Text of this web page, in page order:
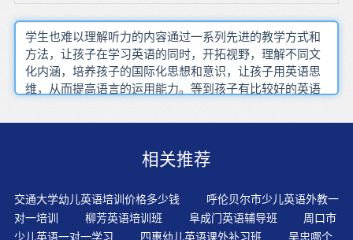
学生也难以理解听力的内容通过一系列先进的教学方式和
方法，让孩子在学习英语的同时，开拓视野，理解不同文
化内涵，培养孩子的国际化思想和意识，让孩子用英语思
维，从而提高语言的运用能力。等到孩子有比较好的英语
挥外教的优势。主要是因为在现实中，懂中文的外教还是
且有趣的学习字母，这在英语启蒙中很关键。孩子面对困
他的成长，学会放弃才能得到更多。幼儿如果刚刚开始英
文阅读，挑选的书籍要适合幼儿现在的年龄，画面有趣，
单词不太多，故事性比较强，才能吸引幼儿的眼球。幼儿
相关推荐
交通大学幼儿英语培训价格多少钱
呼伦贝尔市少儿英语外教一
对一培训
柳芳英语培训班 阜成门英语辅导班
周口市
少儿英语一对一学习
四惠幼儿英语课外补习班 吴忠哪个